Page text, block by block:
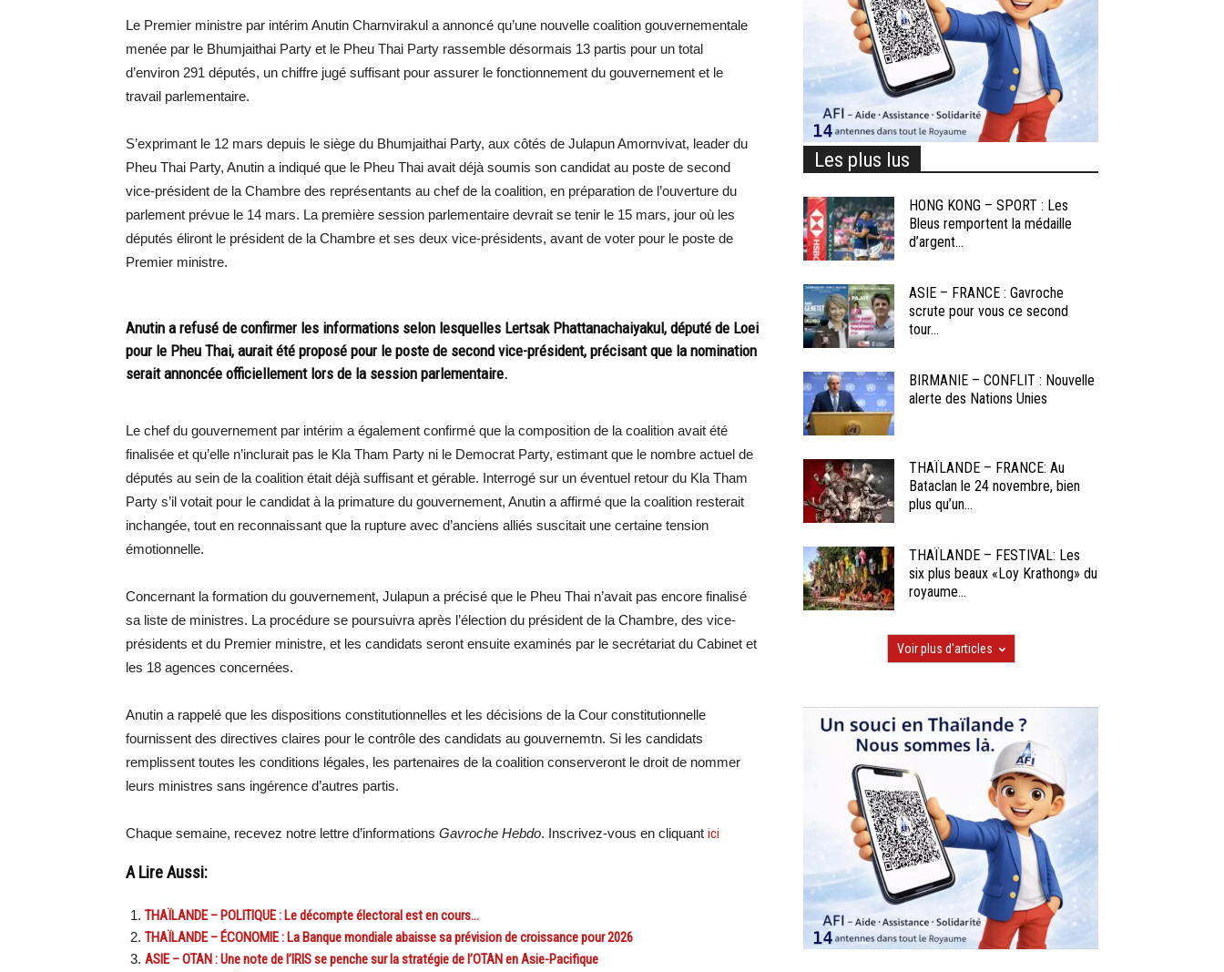
Le Premier ministre par intérim Anutin Charnvirakul a annoncé qu’une nouvelle coalition gouvernementale
menée par le Bhumjaithai Party et le Pheu Thai Party rassemble désormais 13 partis pour un total
d’environ 291 députés, un chiffre jugé suffisant pour assurer le fonctionnement du gouvernement et le
travail parlementaire.
S’exprimant le 12 mars depuis le siège du Bhumjaithai Party, aux côtés de Julapun Amornvivat, leader du
Pheu Thai Party, Anutin a indiqué que le Pheu Thai avait déjà soumis son candidat au poste de second
vice-président de la Chambre des représentants au chef de la coalition, en préparation de l’ouverture du
parlement prévue le 14 mars. La première session parlementaire devrait se tenir le 15 mars, jour où les
députés éliront le président de la Chambre et ses deux vice-présidents, avant de voter pour le poste de
Premier ministre.
Anutin a refusé de confirmer les informations selon lesquelles Lertsak Phattanachaiyakul, député de Loei
pour le Pheu Thai, aurait été proposé pour le poste de second vice-président, précisant que la nomination
serait annoncée officiellement lors de la session parlementaire.
Le chef du gouvernement par intérim a également confirmé que la composition de la coalition avait été
finalisée et qu’elle n’inclurait pas le Kla Tham Party ni le Democrat Party, estimant que le nombre actuel de
députés au sein de la coalition était déjà suffisant et gérable. Interrogé sur un éventuel retour du Kla Tham
Party s’il votait pour le candidat à la primature du gouvernement, Anutin a affirmé que la coalition resterait
inchangée, tout en reconnaissant que la rupture avec d’anciens alliés suscitait une certaine tension
émotionnelle.
Concernant la formation du gouvernement, Julapun a précisé que le Pheu Thai n’avait pas encore finalisé
sa liste de ministres. La procédure se poursuivra après l’élection du président de la Chambre, des vice-
présidents et du Premier ministre, et les candidats seront ensuite examinés par le secrétariat du Cabinet et
les 18 agences concernées.
Anutin a rappelé que les dispositions constitutionnelles et les décisions de la Cour constitutionnelle
fournissent des directives claires pour le contrôle des candidats au gouvernemtn. Si les candidats
remplissent toutes les conditions légales, les partenaires de la coalition conserveront le droit de nommer
leurs ministres sans ingérence d’autres partis.
Chaque semaine, recevez notre lettre d’informations Gavroche Hebdo. Inscrivez-vous en cliquant ici
A Lire Aussi:
THAÏLANDE – POLITIQUE : Le décompte électoral est en cours…
THAÏLANDE – ÉCONOMIE : La Banque mondiale abaisse sa prévision de croissance pour 2026
ASIE – OTAN : Une note de l’IRIS se penche sur la stratégie de l’OTAN en Asie-Pacifique
Les plus lus
HONG KONG – SPORT : Les
Bleus remportent la médaille
d’argent...
ASIE – FRANCE : Gavroche
scrute pour vous ce second
tour...
BIRMANIE – CONFLIT : Nouvelle
alerte des Nations Unies
THAÏLANDE – FRANCE: Au
Bataclan le 24 novembre, bien
plus qu’un...
THAÏLANDE – FESTIVAL: Les
six plus beaux «Loy Krathong» du
royaume...
Voir plus d'articles